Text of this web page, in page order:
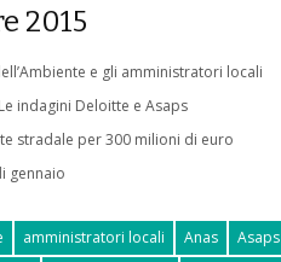
2015
e gli amministratori locali
indagini Deloitte e Asaps
stradale per 300 milioni di euro
gennaio
amministratori locali Anas Asaps